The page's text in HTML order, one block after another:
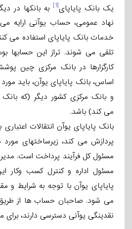
یک بانک پایاپای[1]
به بانکها در
نهاد عمومی، حساب یوآنی ارایه
خدمات بانک پایاپای استفاده می­
تلقی می ­شوند. تراز این حسابها
کارگزارها در بانک مرکزی چین
اساس، بانک پایاپای یوآن، باید
و بانک مرکزی کشور دیگر (که بانک
می­ کند) باشد.
بانک پایاپای یوآن انتقالات
پردازش می ­کند، زیرساختهای مورد
مسئول کل فرآیند پرداخت است.
مسئول اداره و کنترل کسب­ وکار
پایاپای یوآن با توجه به شرایط و
می­ شود. صاحبان حساب ها از طریق
نقدینگی یوآنی دسترسی دارند، برای